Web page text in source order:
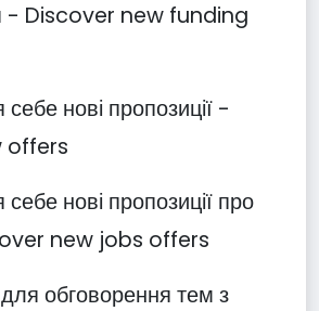
- Discover new funding
нові пропозиції -
offers
нові пропозиції про
new jobs offers
обговорення тем з